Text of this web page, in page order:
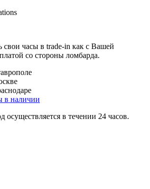
часы в trade-in как с Вашей
со стороны ломбарда.
в наличии
осуществляется в течении 24 часов.